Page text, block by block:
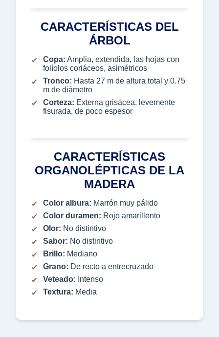
CARACTERÍSTICAS DEL
ÁRBOL
Copa: Amplia, extendida, las hojas con
folíolos coriáceos, asimétricos
Tronco: Hasta 27 m de altura total y 0.75
m de diámetro
Corteza: Externa grisácea, levemente
fisurada, de poco espesor
CARACTERÍSTICAS
ORGANOLÉPTICAS DE LA
MADERA
Color albura: Marrón muy pálido
Color duramen: Rojo amarillento
Olor: No distintivo
Sabor: No distintivo
Brillo: Mediano
Grano: De recto a entrecruzado
Veteado: Intenso
Textura: Media